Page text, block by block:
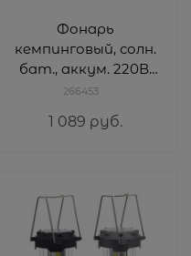
Фонарь
кемпинговый, солн.
бат., аккум. 220В,
USB L10 W10 H17 cм
266453
1 089 руб.